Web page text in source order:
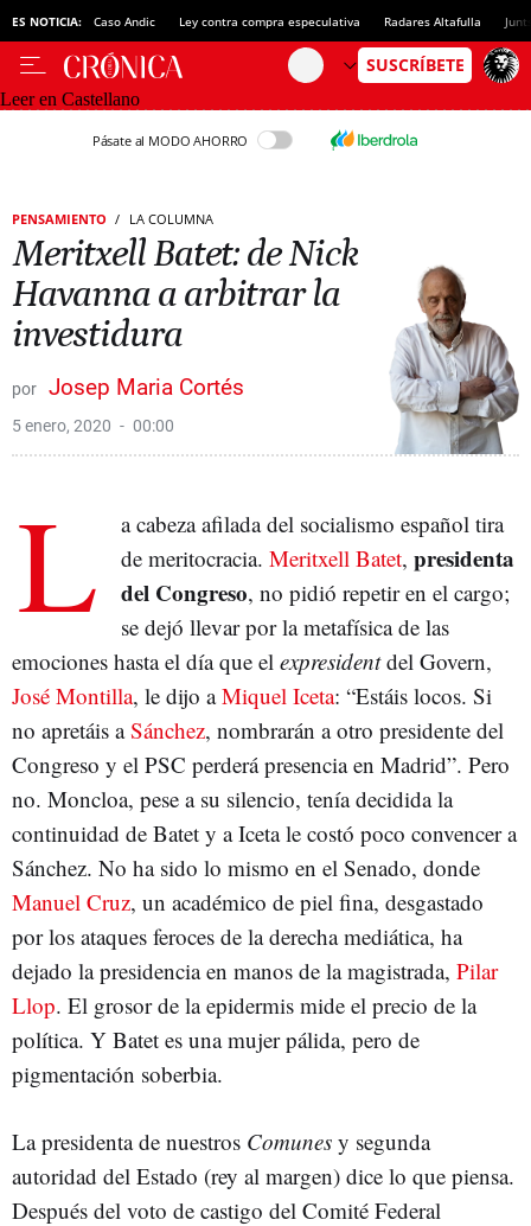
ES NOTICIA: Caso Andic Ley contra compra especulativa Radares Altafulla
Leer en Castellano
Pásate al MODO AHORRO
PENSAMIENTO LA COLUMNA
Meritxell Batet: de Nick
Havanna a arbitrar la
investidura
Josep Maria Cortés
5 enero, 2020 00:00
L
a cabeza afilada del socialismo español tira
de meritocracia. Meritxell Batet, presidenta
del Congreso, no pidió repetir en el cargo;
se dejó llevar por la metafísica de las
emociones hasta el día que el expresidentdel Govern,
José Montilla, le dijo aMiquel Iceta: “Estáis locos. Si
no apretáis aSánchez, nombrarán a otro presidente del
Congreso y el PSC perderá presencia en Madrid”. Pero
no. Moncloa, pese a su silencio, tenía decidida la
continuidad de Batet y a Iceta le costó poco convencer a
Sánchez. No ha sido lo mismo en el Senado, donde
Manuel Cruz, un académico de piel fina, desgastado
por los ataques feroces de la derecha mediática, ha
dejado la presidencia en manos de la magistrada, Pilar
Llop. El grosor de la epidermis mide el precio de la
política. Y Batet es una mujer pálida, pero de
pigmentación soberbia.
La presidenta de nuestros Comunes y segunda
autoridad del Estado (rey al margen) dice lo que piensa.
Después del voto de castigo del Comité Federal